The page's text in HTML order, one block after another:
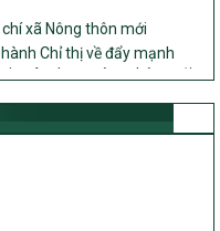
xã Nông thôn mới
Chỉ thị về đẩy mạnh
xây dựng nông thôn mới,
tế – xã hội vùng đồng bào
– 2030 trên địa bàn tỉnh